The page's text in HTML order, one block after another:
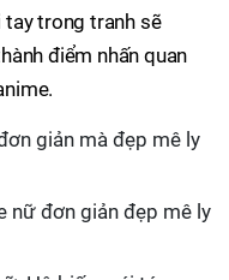
tay trong tranh sẽ
điểm nhấn quan
giản mà đẹp mê ly
nữ đơn giản đẹp mê ly